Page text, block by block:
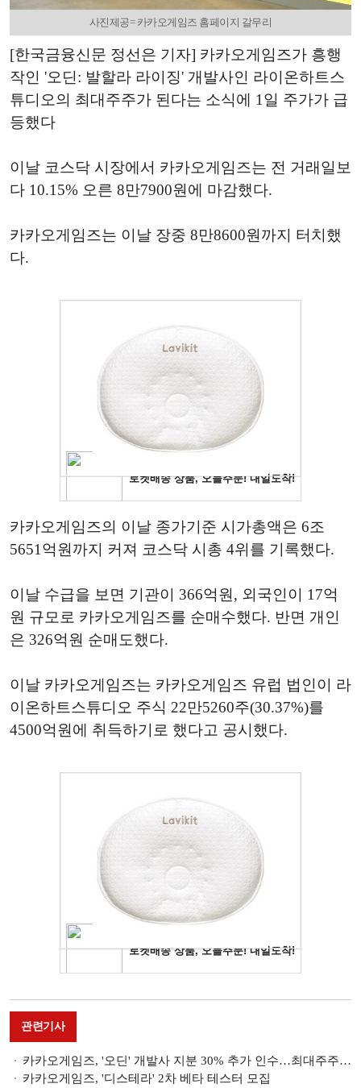
사진제공= 카카오게임즈 홈페이지 갈무리
[한국금융신문 정선은 기자] 카카오게임즈가 흥행
작인 '오딘: 발할라 라이징' 개발사인 라이온하트스
튜디오의 최대주주가 된다는 소식에 1일 주가가 급
등했다
이날 코스닥 시장에서 카카오게임즈는 전 거래일보
다 10.15% 오른 8만7900원에 마감했다.
카카오게임즈는 이날 장중 8만8600원까지 터치했
다.
카카오게임즈의 이날 종가기준 시가총액은 6조
5651억원까지 커져 코스닥 시총 4위를 기록했다.
이날 수급을 보면 기관이 366억원, 외국인이 17억
원 규모로 카카오게임즈를 순매수했다. 반면 개인
은 326억원 순매도했다.
이날 카카오게임즈는 카카오게임즈 유럽 법인이 라
이온하트스튜디오 주식 22만5260주(30.37%)를
4500억원에 취득하기로 했다고 공시했다.
관련기사
카카오게임즈, '오딘' 개발사 지분 30% 추가 인수…최대주주 등극
카카오게임즈, '디스테라' 2차 베타 테스터 모집